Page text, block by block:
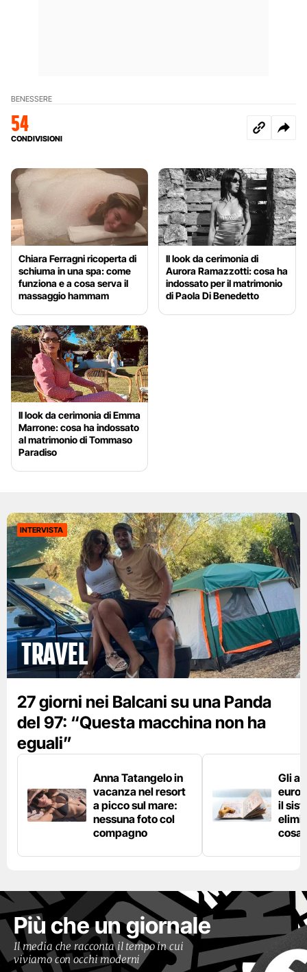
BENESSERE
54
CONDIVISIONI
Chiara Ferragni ricoperta di
schiuma in una spa: come
funziona e a cosa serva il
massaggio hammam
Il look da cerimonia di
Aurora Ramazzotti: cosa ha
indossato per il matrimonio
di Paola Di Benedetto
Il look da cerimonia di Emma
Marrone: cosa ha indossato
al matrimonio di Tommaso
Paradiso
INTERVISTA
Travel
27 giorni nei Balcani su una Panda
del 97: “Questa macchina non ha
eguali”
Anna Tatangelo in
vacanza nel resort
a picco sul mare:
nessuna foto col
compagno
Gli
il
cosa
Più che un giornale
Il media che racconta il tempo in cui
viviamo con occhi moderni